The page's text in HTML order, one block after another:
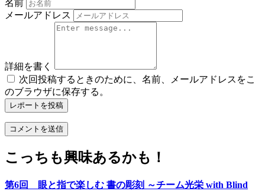
名前
メールアドレス
詳細を書く
次回投稿するときのために、名前、メールアドレスをこ
のブラウザに保存する。
レポートを投稿
こっちも興味あるかも！
第6回 眼と指で楽しむ 書の彫刻 ～チーム光栄 with Blind